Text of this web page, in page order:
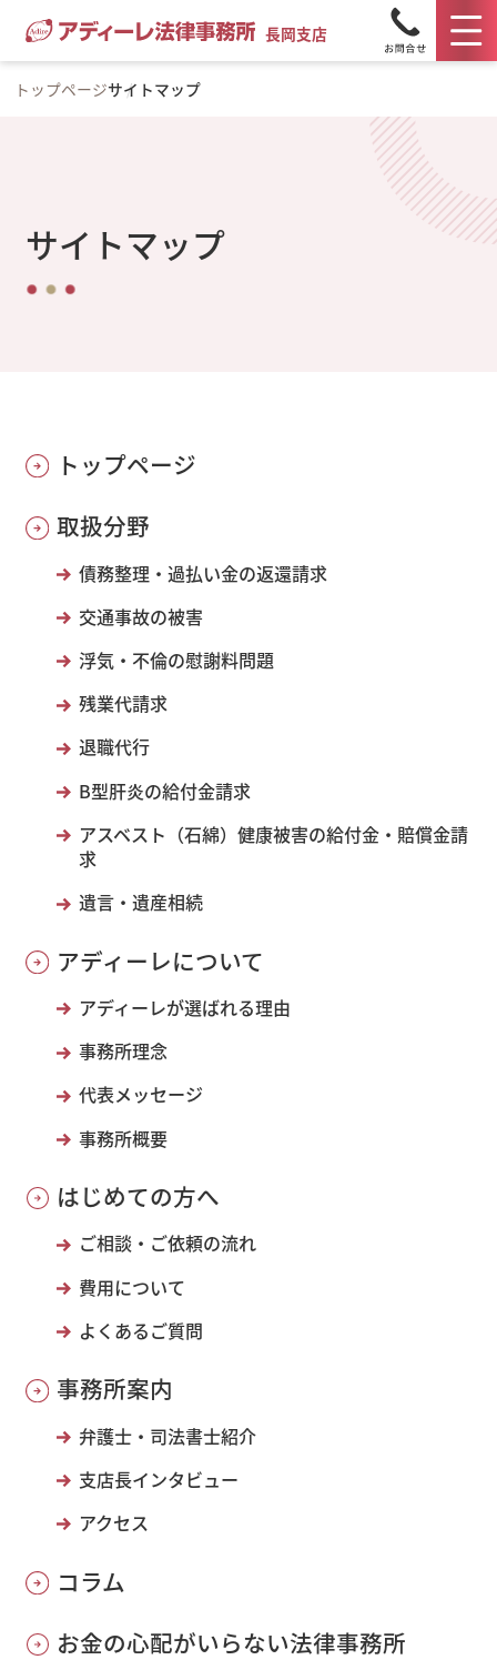
長岡支店
トップページサイトマップ
サイトマップ
トップページ
取扱分野
債務整理・過払い金の返還請求
交通事故の被害
浮気・不倫の慰謝料問題
残業代請求
退職代行
B型肝炎の給付金請求
アスベスト（石綿）健康被害の給付金・賠償金請
求
遺言・遺産相続
アディーレについて
アディーレが選ばれる理由
事務所理念
代表メッセージ
事務所概要
はじめての方へ
ご相談・ご依頼の流れ
費用について
よくあるご質問
事務所案内
弁護士・司法書士紹介
支店長インタビュー
アクセス
コラム
お金の心配がいらない法律事務所